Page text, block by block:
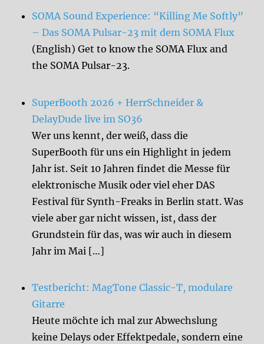
SOMA Sound Experience: “Killing Me Softly”
– Das SOMA Pulsar-23 mit dem SOMA Flux
(English) Get to know the SOMA Flux and
the SOMA Pulsar-23.
SuperBooth 2026 + HerrSchneider &
DelayDude live im SO36
Wer uns kennt, der weiß, dass die
SuperBooth für uns ein Highlight in jedem
Jahr ist. Seit 10 Jahren findet die Messe für
elektronische Musik oder viel eher DAS
Festival für Synth-Freaks in Berlin statt. Was
viele aber gar nicht wissen, ist, dass der
Grundstein für das, was wir auch in diesem
Jahr im Mai […]
Testbericht: MagTone Classic-T, modulare
Gitarre
Heute möchte ich mal zur Abwechslung
keine Delays oder Effektpedale, sondern eine